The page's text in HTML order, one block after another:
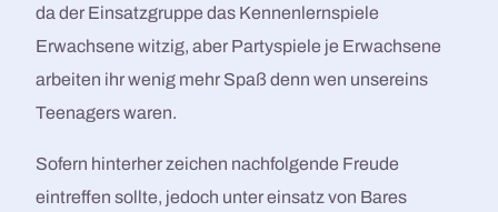
da der Einsatzgruppe das Kennenlernspiele
Erwachsene witzig, aber Partyspiele je Erwachsene
arbeiten ihr wenig mehr Spaß denn wen unsereins
Teenagers waren.
Sofern hinterher zeichen nachfolgende Freude
eintreffen sollte, jedoch unter einsatz von Bares